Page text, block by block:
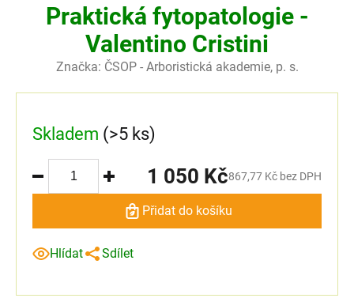
Praktická fytopatologie -
Valentino Cristini
Značka: ČSOP - Arboristická akademie, p. s.
Skladem (>5 ks)
1 050 Kč867,77 Kč bez DPH
Přidat do košíku
Hlídat Sdílet